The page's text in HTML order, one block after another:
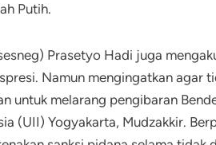
Putih.
Prasetyo Hadi juga
Namun mengingatkan agar
untuk melarang pengibaran
(UII) Yogyakarta, Mudzakkir.